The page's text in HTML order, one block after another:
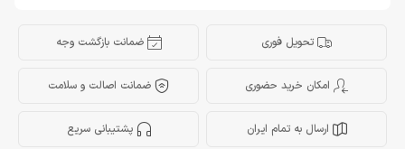
تحویل فوری ضمانت بازگشت وجه
امکان خرید حضوری ضمانت اصالت و سلامت
ارسال به تمام ایران پشتیبانی سریع